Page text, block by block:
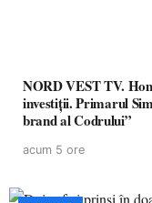
NORD VEST TV.
investiții. Primarul Simion Ardelean: „Oțeloaia rămâne un
brand al Codrului”
acum 5 ore